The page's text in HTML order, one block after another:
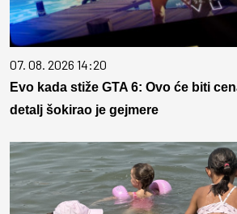
07. 08. 2026 14:20
Evo kada stiže GTA 6: Ovo će biti
detalj šokirao je gejmere